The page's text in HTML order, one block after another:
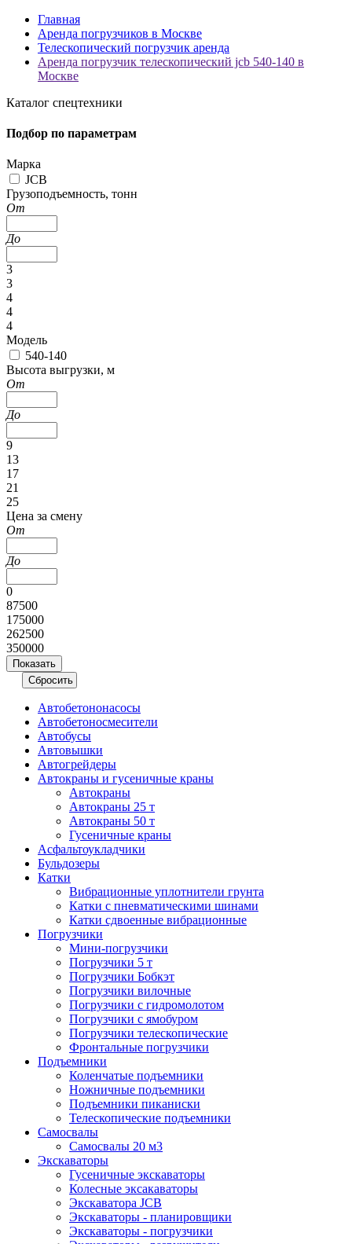
Главная
Аренда погрузчиков в Москве
Телескопический погрузчик аренда
Аренда погрузчик телескопический jcb 540-140 в
Москве
Каталог спецтехники
Подбор по параметрам
Марка
JCB
Грузоподъемность, тонн
От
До
3
3
4
4
4
Модель
540-140
Высота выгрузки, м
От
До
9
13
17
21
25
Цена за смену
От
До
0
87500
175000
262500
350000
Автобетононасосы
Авто­бетоно­смесители
Автобусы
Автовышки
Автогрейдеры
Автокраны и гусеничные краны
Автокраны
Автокраны 25 т
Автокраны 50 т
Гусеничные краны
Асфальтоукладчики
Бульдозеры
Катки
Вибрационные уплотнители грунта
Катки с пневматическими шинами
Катки сдвоенные вибрационные
Погрузчики
Мини-погрузчики
Погрузчики 5 т
Погрузчики Бобкэт
Погрузчики вилочные
Погрузчики с гидромолотом
Погрузчики с ямобуром
Погрузчики телескопические
Фронтальные погрузчики
Подъемники
Коленчатые подъемники
Ножничные подъемники
Подъемники пиканиски
Телескопические подъемники
Самосвалы
Самосвалы 20 м3
Экскаваторы
Гусеничные экскаваторы
Колесные эксакаваторы
Экскаватора JCB
Экскаваторы - планировщики
Экскаваторы - погрузчики